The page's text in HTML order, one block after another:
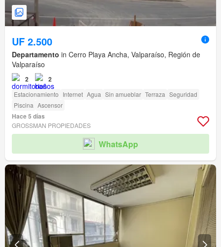
UF 2.500
Departamento in Cerro Playa Ancha, Valparaíso, Región de
Valparaíso
2 2
Estacionamiento Internet Agua Sin amueblar Terraza Seguridad
Piscina Ascensor
Hace 5 días
GROSSMAN PROPIEDADES
WhatsApp